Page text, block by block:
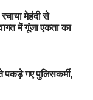
मेहंदी से
में गूंजा एकता का
पकड़े गए पुलिसकर्मी,